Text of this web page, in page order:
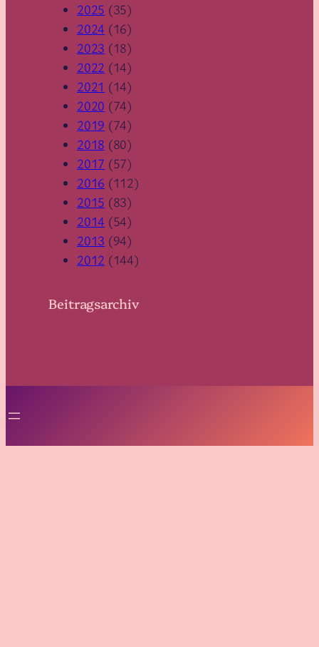
Beitragsarchiv
2025 (35)
2024 (16)
2023 (18)
2022 (14)
2021 (14)
2020 (74)
2019 (74)
2018 (80)
2017 (57)
2016 (112)
2015 (83)
2014 (54)
2013 (94)
2012 (144)